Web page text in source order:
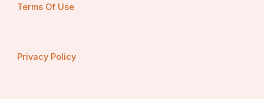
एक पहेली तेरे मन की पहुंचा ना दूं रब तक।।
Nazima
Terms Of Use
Privacy Policy